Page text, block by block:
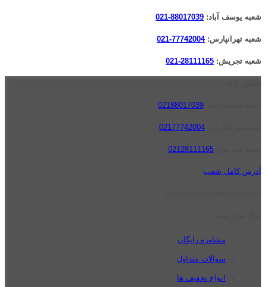
شعبه یوسف آباد: 88017039-021
شعبه تهرانپارس:77742004-021
شعبه تجریش: 28111165-021
02188017039
02177742004
02128111165
آدرس کامل شعب
مشاوره رایگان
سوالات متداول
انواع تخفیف ها